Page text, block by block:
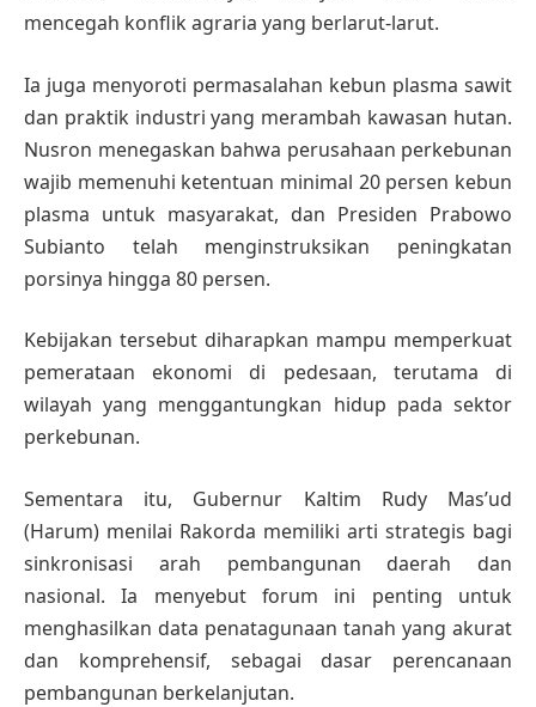
mencegah konflik agraria yang berlarut-larut.
Ia juga menyoroti permasalahan kebun plasma sawit
dan praktik industri yang merambah kawasan hutan.
Nusron menegaskan bahwa perusahaan perkebunan
wajib memenuhi ketentuan minimal 20 persen kebun
plasma untuk masyarakat, dan Presiden Prabowo
Subianto telah menginstruksikan peningkatan
porsinya hingga 80 persen.
Kebijakan tersebut diharapkan mampu memperkuat
pemerataan ekonomi di pedesaan, terutama di
wilayah yang menggantungkan hidup pada sektor
perkebunan.
Sementara itu, Gubernur Kaltim Rudy Mas’ud
(Harum) menilai Rakorda memiliki arti strategis bagi
sinkronisasi arah pembangunan daerah dan
nasional. Ia menyebut forum ini penting untuk
menghasilkan data penatagunaan tanah yang akurat
dan komprehensif, sebagai dasar perencanaan
pembangunan berkelanjutan.